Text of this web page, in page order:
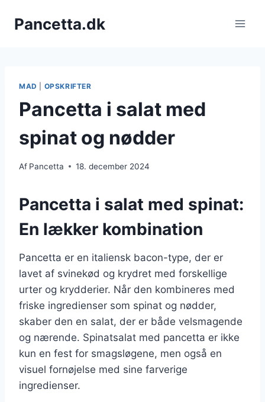
Pancetta.dk
MAD OPSKRIFTER
Pancetta i salat med
spinat og nødder
Af Pancetta 18. december 2024
Pancetta i salat med spinat:
En lækker kombination
Pancetta er en italiensk bacon-type, der er
lavet af svinekød og krydret med forskellige
urter og krydderier. Når den kombineres med
friske ingredienser som spinat og nødder,
skaber den en salat, der er både velsmagende
og nærende. Spinatsalat med pancetta er ikke
kun en fest for smagsløgene, men også en
visuel fornøjelse med sine farverige
ingredienser.